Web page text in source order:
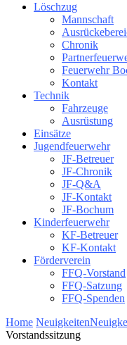
Löschzug
Mannschaft
Chronik
Feuerwehr
Kontakt
Technik
Fahrzeuge
Ausrüstung
Einsätze
Jugendfeuerwehr
JF-Betreuer
JF-Chronik
JF-Q&A
JF-Kontakt
JF-Bochum
Kinderfeuerwehr
KF-Betreuer
KF-Kontakt
Förderverein
FFQ-Vorstand
FFQ-Satzung
FFQ-Spenden
Home Neuigkeiten
Vorstandssitzung